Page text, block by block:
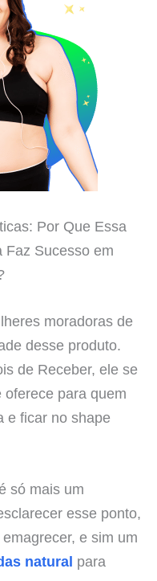
Por Que Essa
Faz Sucesso em
moradoras de
desse produto.
de Receber, ele se
para quem
e ficar no shape
só mais um
esse ponto,
e sim um
natural para